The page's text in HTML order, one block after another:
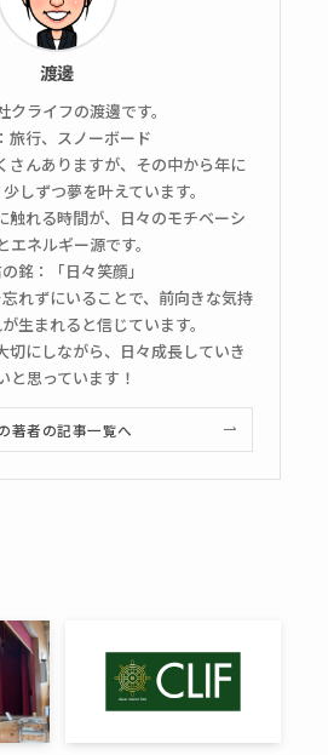
渡邊
クライフの渡邊です。
旅行、スノーボード
さんありますが、その中から年に
しずつ夢を叶えています。
触れる時間が、日々のモチベーシ
エネルギー源です。
銘：「日々笑顔」
れずにいることで、前向きな気持
生まれると信じています。
切にしながら、日々成長していき
と思っています！
著者の記事一覧へ